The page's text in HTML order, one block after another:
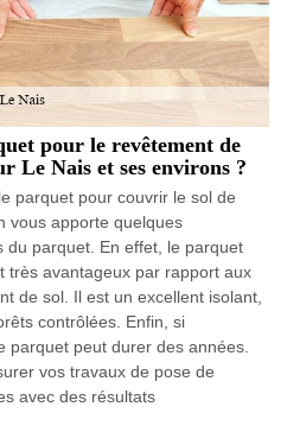
pour le revêtement de
Le Nais et ses environs ?
parquet pour couvrir le sol de
vous apporte quelques
du parquet. En effet, le parquet
très avantageux par rapport aux
de sol. Il est un excellent isolant,
contrôlées. Enfin, si
parquet peut durer des années.
vos travaux de pose de
avec des résultats